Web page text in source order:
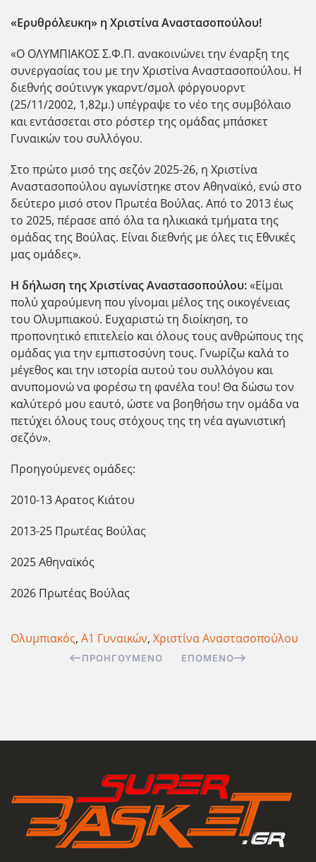
«Ερυθρόλευκη» η Χριστίνα Αναστασοπούλου!
«Ο ΟΛΥΜΠΙΑΚΟΣ Σ.Φ.Π. ανακοινώνει την έναρξη της
συνεργασίας του με την Χριστίνα Αναστασοπούλου. Η
διεθνής σούτινγκ γκαρντ/σμολ φόργουορντ
(25/11/2002, 1,82μ.) υπέγραψε το νέο της συμβόλαιο
και εντάσσεται στο ρόστερ της ομάδας μπάσκετ
Γυναικών του συλλόγου.
Στο πρώτο μισό της σεζόν 2025-26, η Χριστίνα
Αναστασοπούλου αγωνίστηκε στον Αθηναϊκό, ενώ στο
δεύτερο μισό στον Πρωτέα Βούλας. Από το 2013 έως
το 2025, πέρασε από όλα τα ηλικιακά τμήματα της
ομάδας της Βούλας. Είναι διεθνής με όλες τις Εθνικές
μας ομάδες».
Η δήλωση της Χριστίνας Αναστασοπούλου:«Είμαι
πολύ χαρούμενη που γίνομαι μέλος της οικογένειας
του Ολυμπιακού. Ευχαριστώ τη διοίκηση, το
προπονητικό επιτελείο και όλους τους ανθρώπους της
ομάδας για την εμπιστοσύνη τους. Γνωρίζω καλά το
μέγεθος και την ιστορία αυτού του συλλόγου και
ανυπομονώ να φορέσω τη φανέλα του! Θα δώσω τον
καλύτερό μου εαυτό, ώστε να βοηθήσω την ομάδα να
πετύχει όλους τους στόχους της τη νέα αγωνιστική
σεζόν».
Προηγούμενες ομάδες:
2010-13 Αρατος Κιάτου
2013-25 Πρωτέας Βούλας
2025 Αθηναϊκός
2026 Πρωτέας Βούλας
Ολυμπιακός, Α1 Γυναικών, Χριστίνα Αναστασοπούλου
ΠΡΟΗΓΟΎΜΕΝΟ ΕΠΌΜΕΝΟ